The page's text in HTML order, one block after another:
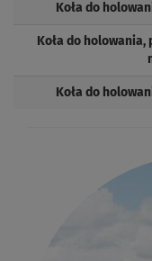
Koła do
Koła do holowania,
Koła do